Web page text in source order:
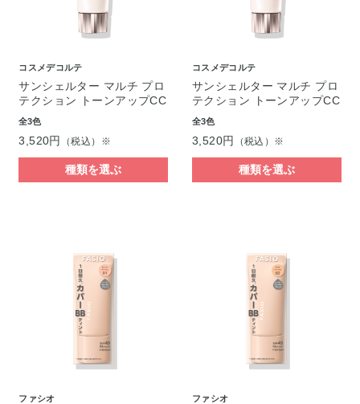
コスメデコルテ
サンシェルター マルチ プロ
テクション トーンアップCC
全3色
3,520円 （税込）※
種類を選ぶ
コスメデコルテ
サンシェルター マルチ プロ
テクション トーンアップCC
全3色
3,520円 （税込）※
種類を選ぶ
ファシオ ファシオ